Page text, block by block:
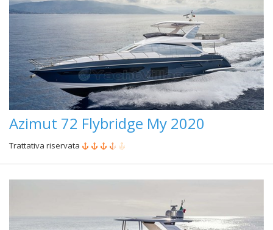
Azimut 72 Flybridge My 2020
Trattativa riservata